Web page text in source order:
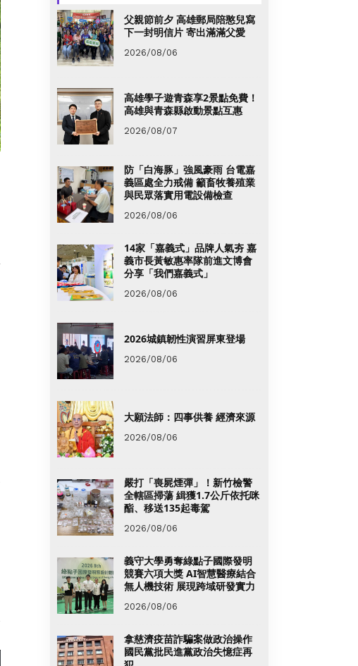
父親節前夕 高雄郵局陪憨兒寫
下一封明信片 寄出滿滿父愛
2026/08/06
高雄學子遊青森享2景點免費！
高雄與青森縣啟動景點互惠
2026/08/07
防「白海豚」強風豪雨 台電嘉
義區處全力戒備 籲畜牧養殖業
與民眾落實用電設備檢查
2026/08/06
14家「嘉義式」品牌人氣夯 嘉
義市長黃敏惠率隊前進文博會
分享「我們嘉義式」
2026/08/06
2026城鎮韌性演習屏東登場
2026/08/06
大願法師：四事供養 經濟來源
2026/08/06
嚴打「喪屍煙彈」！新竹檢警
全轄區掃蕩 緝獲1.7公斤依托咪
酯、移送135起毒駕
2026/08/06
義守大學勇奪綠點子國際發明
競賽六項大獎 AI智慧醫療結合
無人機技術 展現跨域研發實力
2026/08/06
拿慈濟疫苗詐騙案做政治操作
國民黨批民進黨政治失憶症再